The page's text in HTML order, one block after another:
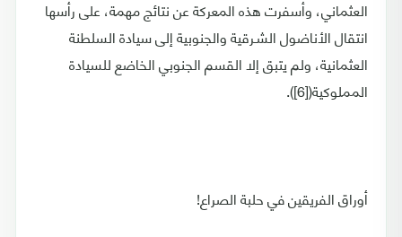
العثماني، وأسفرت هذه المعركة عن نتائج مهمة، على رأسها
انتقال الأناضول الشـرقية والجنوبية إلى سيادة السلطنة
العثمانية، ولم يتبق إلا القسم الجنوبي الخاضع للسيادة
المملوكية([6]).
أوراق الفريقين في حلبة الصراع!